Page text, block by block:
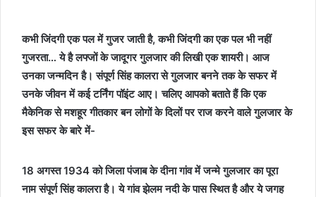
कभी जिंदगी एक पल में गुजर जाती है, कभी जिंदगी का एक पल भी नहीं
गुजरता… ये है लफ्जों के जादूगर गुलजार की लिखी एक शायरी। आज
उनका जन्मदिन है। संपूर्ण सिंह कालरा से गुलजार बनने तक के सफर में
उनके जीवन में कई टर्निंग पॉइंट आए। चलिए आपको बताते हैं कि एक
मैकेनिक से मशहूर गीतकार बन लोगों के दिलों पर राज करने वाले गुलजार के
इस सफर के बारे में-
18 अगस्त 1934 को जिला पंजाब के दीना गांव में जन्मे गुलजार का पूरा
नाम संपूर्ण सिंह कालरा है। ये गांव झेलम नदी के पास स्थित है और ये जगह